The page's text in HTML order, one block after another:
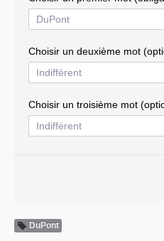
Gouvernance mondiale &
Résistances
Systèmes & société sous
Choisir un deuxième mot
Choisir un troisième mot
DuPont